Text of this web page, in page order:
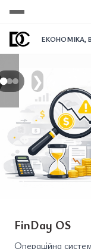
ЕКОНОМІКА,
❯
FinDay OS
Операційна